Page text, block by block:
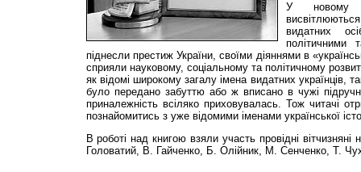
У новому
видатних
політичними
піднесли престиж України, своїми діяннями в
сприяли науковому, соціальному та політичному
як відомі широкому загалу імена видатних українців,
було передано забуттю або ж вписано в чужі
приналежність всіляко приховувалась. Тож читачі
познайомитись з уже відомими іменами української
В роботі над книгою взяли участь провідні
Головатий, В. Гайченко, Б. Олійник, М. Сенченко, Т.